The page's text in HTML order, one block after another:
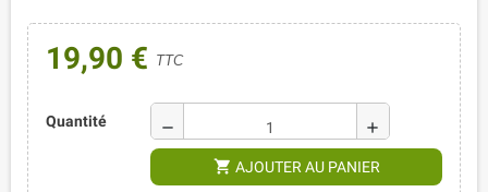
19,90 € TTC
Quantité remove add
shopping_cart AJOUTER AU PANIER